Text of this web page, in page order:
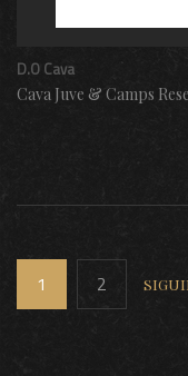
D.O Cava
Cava Juve & Camps
1 2